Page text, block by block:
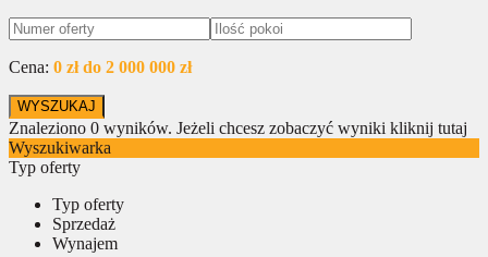
Cena: 0 zł do 2 000 000 zł
Znaleziono 0 wyników. Jeżeli chcesz zobaczyć wyniki kliknij tutaj
Wyszukiwarka
Typ oferty
Typ oferty
Sprzedaż
Wynajem